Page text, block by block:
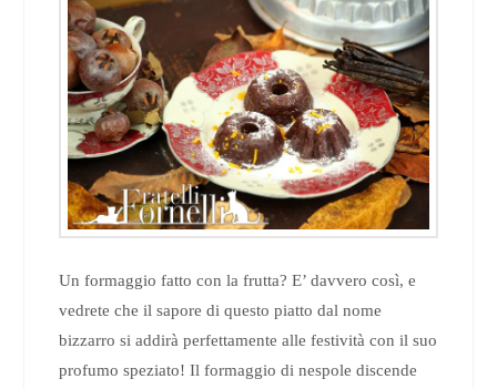
Un formaggio fatto con la frutta? E’ davvero così, e
vedrete che il sapore di questo piatto dal nome
bizzarro si addirà perfettamente alle festività con il suo
profumo speziato! Il formaggio di nespole discende